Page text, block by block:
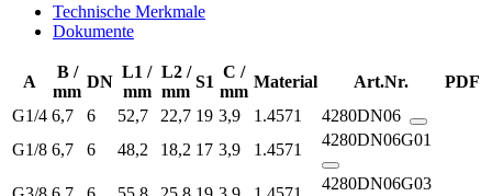
Technische Merkmale
Dokumente
A
B /
mm
DN
L1 /
mm
L2 /
mm
S1
C /
mm
Material Art.Nr.
PDF
G1/4 6,7 6 52,7 22,7 19 3,9 1.4571
4280DN06
G1/8 6,7 6 48,2 18,2 17 3,9 1.4571
4280DN06G01
4280DN06G03